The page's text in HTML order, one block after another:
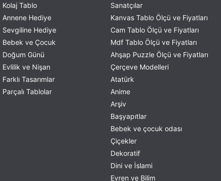
Kolaj Tablo
Annene Hediye
Sevgiline Hediye
Bebek ve Çocuk
Doğum Günü
Evlilik ve Nişan
Farklı Tasarımlar
Parçalı Tablolar
Sanatçılar
Kanvas Tablo Ölçü ve Fiyatları
Cam Tablo Ölçü ve Fiyatları
Mdf Tablo Ölçü ve Fiyatları
Ahşap Puzzle Ölçü ve Fiyatları
Çerçeve Modelleri
Atatürk
Anime
Arşiv
Başyapıtlar
Bebek ve çocuk odası
Çiçekler
Dekoratif
Dini ve İslami
Evren ve Bilim